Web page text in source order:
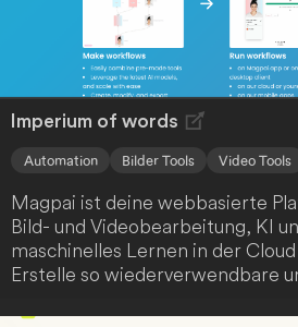
Imperium of words
Automation Bilder Tools Video Tools
Magpai ist deine webbasierte
Bild- und Videobearbeitung, KI
maschinelles Lernen in der
Erstelle so wiederverwendbare